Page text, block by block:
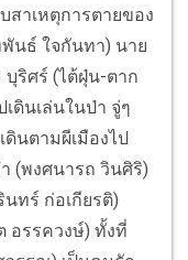
าเหตุการตายของ
นธ์ ใจกันทา) นาย
ริศร์ (ไต้ฝุ่น-ตาก
ดินเล่นในป่า จู่ๆ
ดินตามผีเมืองไป
(พงศนารถ วินศิริ)
ทร์ ก่อเกียรติ)
อรรควงษ์) ทั้งที่